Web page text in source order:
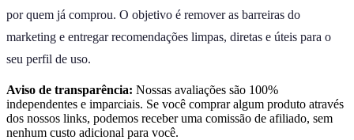
por quem já comprou. O objetivo é remover as barreiras do
marketing e entregar recomendações limpas, diretas e úteis para o
seu perfil de uso.
Aviso de transparência: Nossas avaliações são 100%
independentes e imparciais. Se você comprar algum produto através
dos nossos links, podemos receber uma comissão de afiliado, sem
nenhum custo adicional para você.